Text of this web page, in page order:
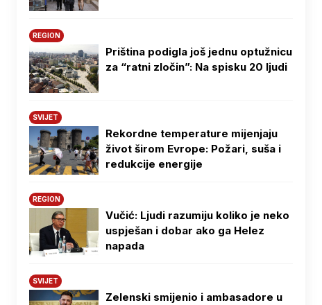
REGION
Priština podigla još jednu optužnicu
za “ratni zločin”: Na spisku 20 ljudi
SVIJET
Rekordne temperature mijenjaju
život širom Evrope: Požari, suša i
redukcije energije
REGION
Vučić: Ljudi razumiju koliko je neko
uspješan i dobar ako ga Helez
napada
SVIJET
Zelenski smijenio i ambasadore u